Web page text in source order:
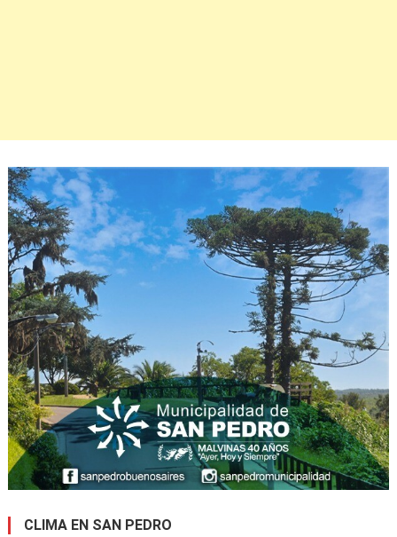
CLIMA EN SAN PEDRO